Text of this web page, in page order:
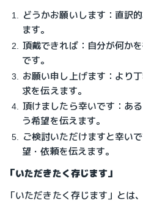
どうかお願いします：直訳
ます。
頂戴できれば：自分が何か
です。
お願い申し上げます：より
求を伝えます。
頂けましたら幸いです：あ
う希望を伝えます。
ご検討いただけますと幸い
望・依頼を伝えます。
「いただきたく存じます」
「いただきたく存じます」とは